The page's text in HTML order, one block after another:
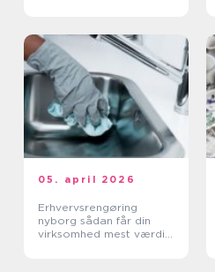
05. april 2026
Erhvervsrengøring
nyborg sådan får din
virksomhed mest værdi